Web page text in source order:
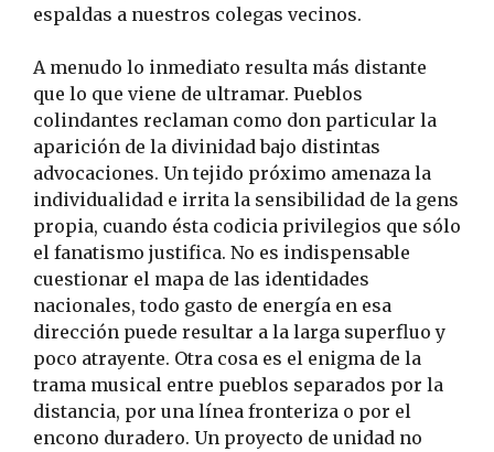
espaldas a nuestros colegas vecinos.
A menudo lo inmediato resulta más distante
que lo que viene de ultramar. Pueblos
colindantes reclaman como don particular la
aparición de la divinidad bajo distintas
advocaciones. Un tejido próximo amenaza la
individualidad e irrita la sensibilidad de la gens
propia, cuando ésta codicia privilegios que sólo
el fanatismo justifica. No es indispensable
cuestionar el mapa de las identidades
nacionales, todo gasto de energía en esa
dirección puede resultar a la larga superfluo y
poco atrayente. Otra cosa es el enigma de la
trama musical entre pueblos separados por la
distancia, por una línea fronteriza o por el
encono duradero. Un proyecto de unidad no